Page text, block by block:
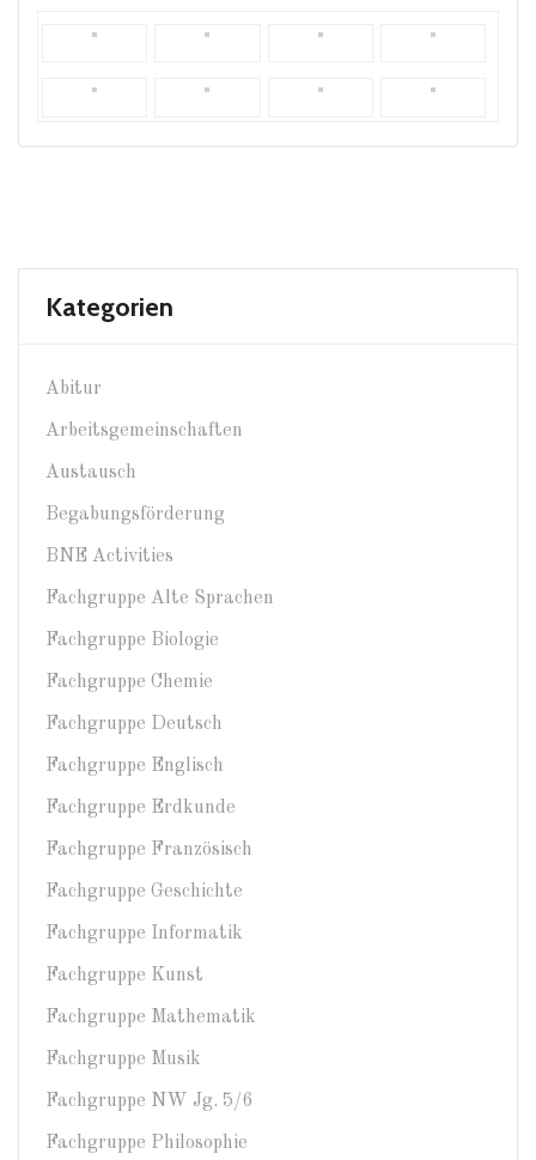
Kategorien
Abitur
Arbeitsgemeinschaften
Austausch
Begabungsförderung
BNE Activities
Fachgruppe Alte Sprachen
Fachgruppe Biologie
Fachgruppe Chemie
Fachgruppe Deutsch
Fachgruppe Englisch
Fachgruppe Erdkunde
Fachgruppe Französisch
Fachgruppe Geschichte
Fachgruppe Informatik
Fachgruppe Kunst
Fachgruppe Mathematik
Fachgruppe Musik
Fachgruppe NW Jg. 5/6
Fachgruppe Philosophie